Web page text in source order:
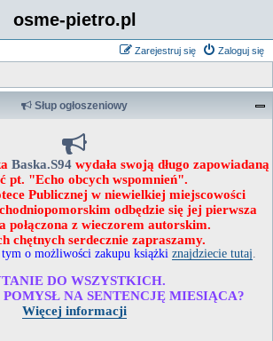
osme-pietro.pl
Zaloguj się
Zarejestruj się
Słup ogłoszeniowy
Baska.S94 wydała swoją długo zapowiadaną
pt. "Echo obcych wspomnień".
Publicznej w niewielkiej miejscowości
odbędzie się jej pierwsza
połączona z wieczorem autorskim.
chętnych serdecznie zapraszamy.
o możliwości zakupu książki znajdziecie tutaj
DO WSZYSTKICH.
NA SENTENCJĘ MIESIĄCA?
Więcej informacji